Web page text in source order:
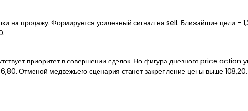
на продажу. Формируется усиленный сигнал на sell. Ближайшие цели -
приоритет в совершении сделок. Но фигура дневного price action
Отменой медвежьего сценария станет закрепление цены выше 108,20.